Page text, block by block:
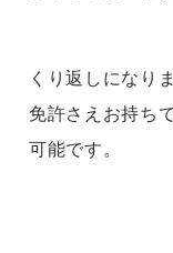
くり返しになり
免許さえお持ち
可能です。